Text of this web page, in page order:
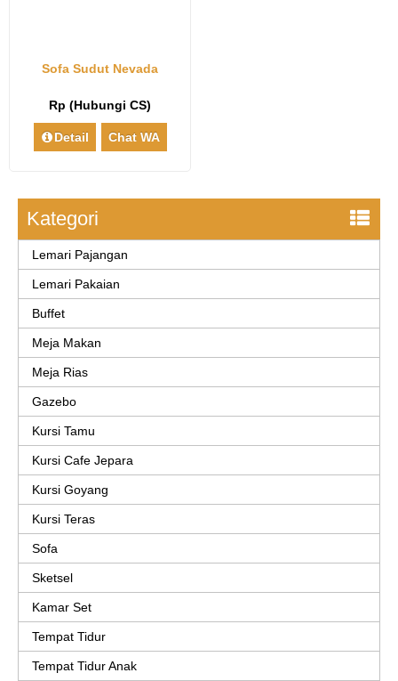
Sofa Sudut Nevada
Rp (Hubungi CS)
Detail Chat WA
Kategori
Lemari Pajangan
Lemari Pakaian
Buffet
Meja Makan
Meja Rias
Gazebo
Kursi Tamu
Kursi Cafe Jepara
Kursi Goyang
Kursi Teras
Sofa
Sketsel
Kamar Set
Tempat Tidur
Tempat Tidur Anak